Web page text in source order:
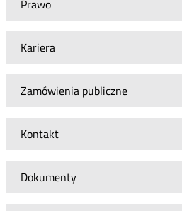
Prawo
Kariera
Zamówienia publiczne
Kontakt
Dokumenty